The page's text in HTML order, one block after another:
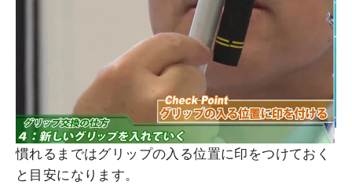
慣れるまではグリップの入る位置に印をつけておく
と目安になります。